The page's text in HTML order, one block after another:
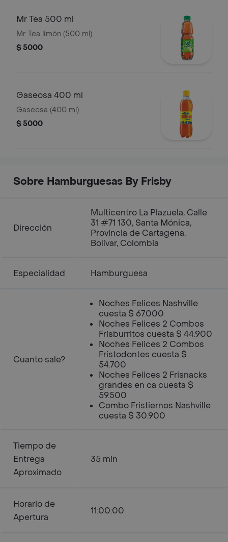
Mr Tea 500 ml
Mr Tea limón (500 ml)
$ 5000
Gaseosa 400 ml
Gaseosa (400 ml)
$ 5000
Sobre Hamburguesas By Frisby
Dirección
Multicentro La Plazuela, Calle
31 #71 130, Santa Mónica,
Provincia de Cartagena,
Bolívar, Colombia
Especialidad Hamburguesa
Cuanto sale?
Noches Felices Nashville
cuesta $ 67.000
Noches Felices 2 Combos
Frisburritos cuesta $ 44.900
Noches Felices 2 Combos
Fristodontes cuesta $
54.700
Noches Felices 2 Frisnacks
grandes en ca cuesta $
59.500
Combo Fristiernos Nashville
cuesta $ 30.900
Tiempo de
Entrega
Aproximado
35 min
Horario de
Apertura
11:00:00